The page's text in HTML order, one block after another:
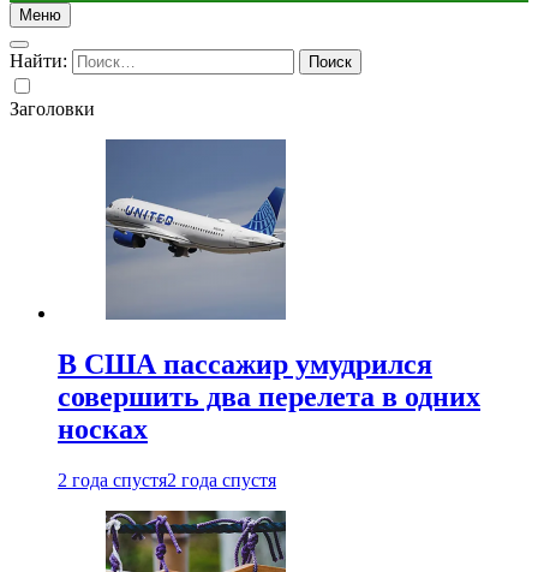
Меню
Найти:
Заголовки
В США пассажир умудрился
совершить два перелета в одних
носках
2 года спустя2 года спустя